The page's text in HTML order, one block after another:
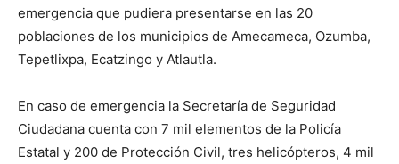
emergencia que pudiera presentarse en las 20
poblaciones de los municipios de Amecameca, Ozumba,
Tepetlixpa, Ecatzingo y Atlautla.
En caso de emergencia la Secretaría de Seguridad
Ciudadana cuenta con 7 mil elementos de la Policía
Estatal y 200 de Protección Civil, tres helicópteros, 4 mil